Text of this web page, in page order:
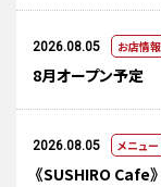
2026.08.05 お店情報
8月オープン予定
2026.08.05 メニュー
《SUSHIRO Cafe